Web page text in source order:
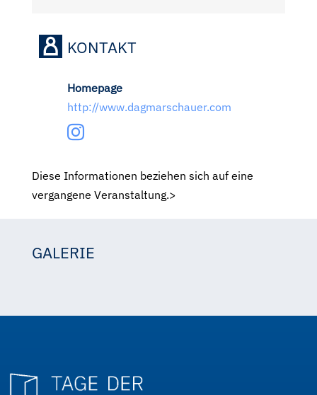
KONTAKT
Homepage
http://www.dagmarschauer.com
Diese Informationen beziehen sich auf eine
vergangene Veranstaltung.>
GALERIE